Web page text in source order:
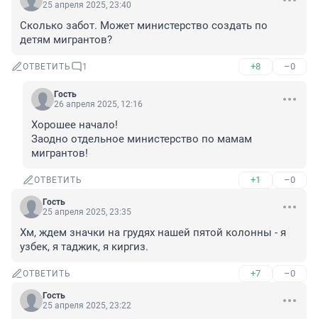
25 апреля 2025, 23:40
Сколько забот. Может министерство создать по
детям мигрантов?
ОТВЕТИТЬ 1 +8 –0
Гость
26 апреля 2025, 12:16
Хорошее начало!
Заодно отдельное министерство по мамам
мигрантов!
ОТВЕТИТЬ +1 –0
Гость
25 апреля 2025, 23:35
Хм, ждем значки на грудях нашей пятой колонны - я
узбек, я таджик, я киргиз.
ОТВЕТИТЬ +7 –0
Гость
25 апреля 2025, 23:22